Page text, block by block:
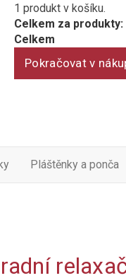
1 produkt v košíku.
Celkem za produkty:
Celkem
Pokračovat v
Pláštěnky a ponča